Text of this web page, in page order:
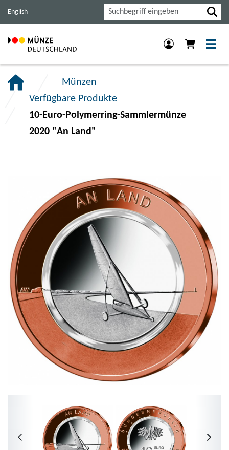
Haupt-
anspringen.
Inhalt
anspringen.
Footer
anspringen.
English Suche
Münzen
Verfügbare Produkte
10-Euro-Polymerring-Sammlermünze
2020 "An Land"